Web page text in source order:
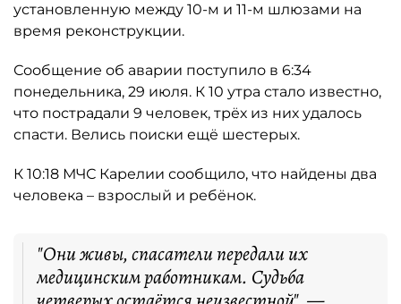
установленную между 10-м и 11-м шлюзами на
время реконструкции.
Сообщение об аварии поступило в 6:34
понедельника, 29 июля. К 10 утра стало известно,
что пострадали 9 человек, трёх из них удалось
спасти. Велись поиски ещё шестерых.
К 10:18 МЧС Карелии сообщило, что найдены два
человека – взрослый и ребёнок.
"Они живы, спасатели передали их
медицинским работникам. Судьба